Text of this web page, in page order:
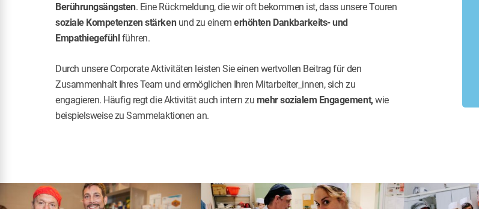
Berührungsängsten. Eine Rückmeldung, die wir oft bekommen ist, dass unsere Touren
soziale Kompetenzen stärkenund zu einemerhöhten Dankbarkeits- und
Empathiegefühlführen.
Durch unsere Corporate Aktivitäten leisten Sie einen wertvollen Beitrag für den
Zusammenhalt Ihres Team und ermöglichen Ihren Mitarbeiter_innen, sich zu
engagieren. Häufig regt die Aktivität auch intern zu mehr sozialem Engagement, wie
beispielsweise zu Sammelaktionen an.
"It was incredibly powerful and eye opening. A truly
memorable experience for all of us."
Red Bull Media House